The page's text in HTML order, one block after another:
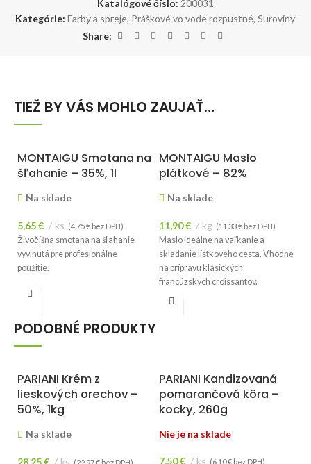
Katalógové číslo: 200031
Kategórie: Farby a spreje, Práškové vo vode rozpustné, Suroviny
Share:
TIEŽ BY VÁS MOHLO ZAUJAŤ…
MONTAIGU Smotana na
šľahanie – 35%, 1l
Na sklade
5,65€ ks (4,75€ bez DPH)
Živočíšna smotana na šľahanie
vyvinutá pre profesionálne
použitie.
MONTAIGU Maslo
plátkové – 82%
Na sklade
11,90€ kg (11,33€ bez DPH)
Maslo ideálne na vaľkanie a
skladanie lístkového cesta. Vhodné
na prípravu klasických
francúzskych croissantov.
Cena je uvedená za 1kg.
PODOBNÉ PRODUKTY
PARIANI Krém z
lieskových orechov –
50%, 1kg
Na sklade
PARIANI Kandizovaná
pomarančová kôra –
kocky, 260g
Nie je na sklade
7,50€ ks (6,10€ bez DPH)